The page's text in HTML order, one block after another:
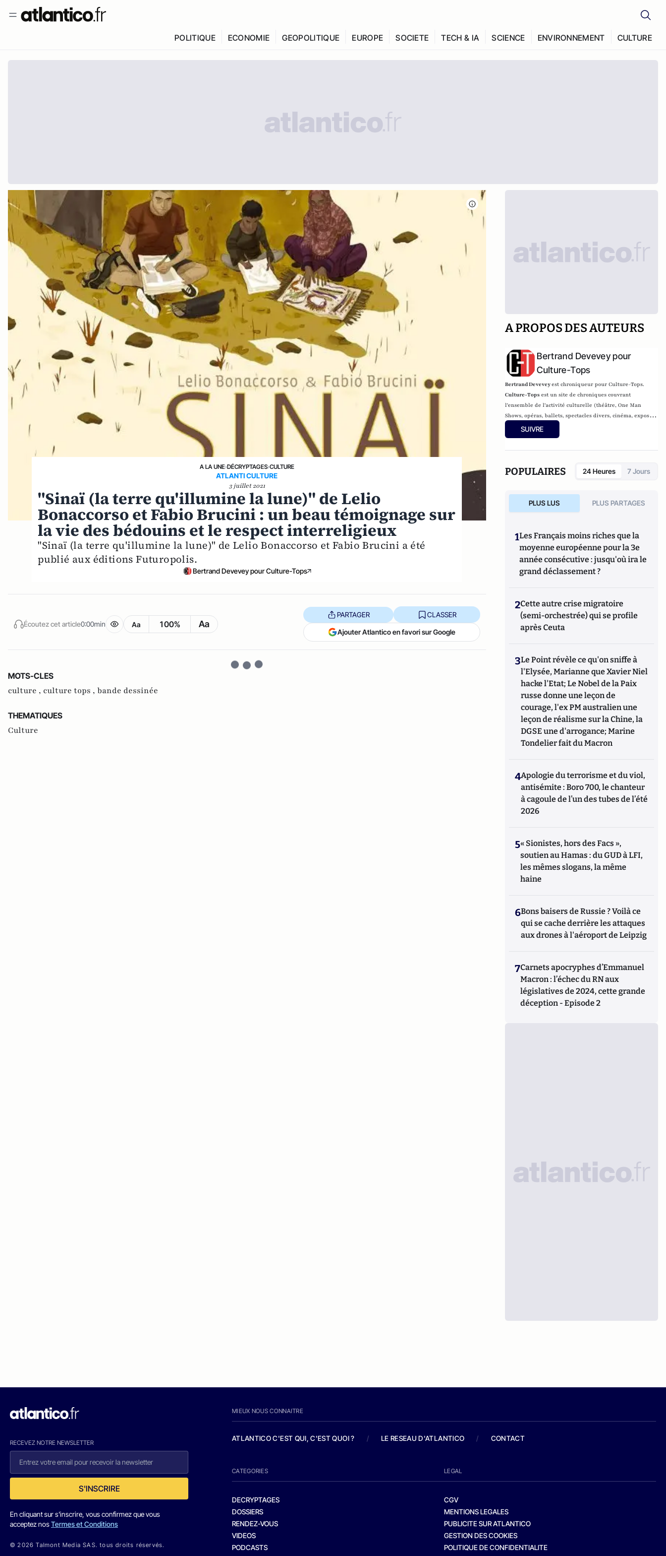
POLITIQUE ECONOMIE GEOPOLITIQUE EUROPE SOCIETE TECH & IA SCIENCE ENVIRONNEMENT CULTURE
A LA UNE›DÉCRYPTAGES›CULTURE
ATLANTI CULTURE
3 juillet 2021
"Sinaï (la terre qu'illumine la lune)" de Lelio
Bonaccorso et Fabio Brucini : un beau témoignage sur
la vie des bédouins et le respect interreligieux
"Sinaï (la terre qu'illumine la lune)" de Lelio Bonaccorso et Fabio Brucini a été
publié aux éditions Futuropolis.
Bertrand Devevey pour Culture-Tops
Écoutez cet article0:00min Aa 100% Aa
PARTAGER CLASSER
Ajouter Atlantico en favori sur Google
MOTS-CLES
culture , culture tops , bande dessinée
THEMATIQUES
Culture
A PROPOS DES AUTEURS
Bertrand Devevey pour
Culture-Tops
Bertrand Deveveyest chroniqueur pour Culture-Tops.
Culture-Tops est un site de chroniques couvrant
l'ensemble de l'activité culturelle (théâtre, One Man
Shows, opéras, ballets, spectacles divers, cinéma, expos,
livres, etc.).
SUIVRE
POPULAIRES 24 Heures 7 Jours
PLUS LUS PLUS PARTAGES
1Les Français moins riches que la
moyenne européenne pour la 3e
année consécutive : jusqu'où ira le
grand déclassement ?
2Cette autre crise migratoire
(semi-orchestrée) qui se profile
après Ceuta
3Le Point révèle ce qu'on sniffe à
l'Elysée, Marianne que Xavier Niel
hacke l'Etat; Le Nobel de la Paix
russe donne une leçon de
courage, l'ex PM australien une
leçon de réalisme sur la Chine, la
DGSE une d'arrogance; Marine
Tondelier fait du Macron
4Apologie du terrorisme et du viol,
antisémite : Boro 700, le chanteur
à cagoule de l’un des tubes de l’été
2026
5« Sionistes, hors des Facs »,
soutien au Hamas : du GUD à LFI,
les mêmes slogans, la même
haine
6Bons baisers de Russie ? Voilà ce
qui se cache derrière les attaques
aux drones à l'aéroport de Leipzig
7Carnets apocryphes d’Emmanuel
Macron : l’échec du RN aux
législatives de 2024, cette grande
déception - Episode 2
RECEVEZ NOTRE NEWSLETTER
S'INSCRIRE
En cliquant sur s'inscrire, vous confirmez que vous
acceptez nosTermes et Conditions
© 2026 Talmont Media SAS. tous droits réservés.
MIEUX NOUS CONNAITRE
ATLANTICO C'EST QUI, C'EST QUOI ? / LE RESEAU D'ATLANTICO / CONTACT
CATEGORIES
DECRYPTAGES
DOSSIERS
RENDEZ-VOUS
VIDEOS
PODCASTS
LEGAL
CGV
MENTIONS LEGALES
PUBLICITE SUR ATLANTICO
GESTION DES COOKIES
POLITIQUE DE CONFIDENTIALITE